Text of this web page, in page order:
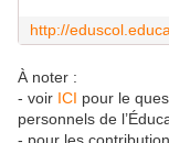
À noter :
- voir ICI pour le
personnels de